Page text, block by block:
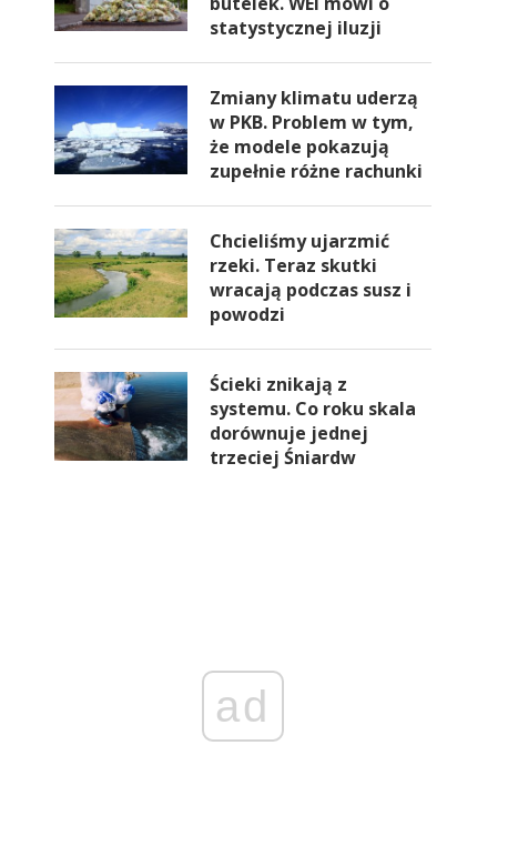
statystycznej iluzji
Zmiany klimatu uderzą
w PKB. Problem w tym,
że modele pokazują
zupełnie różne rachunki
Chcieliśmy ujarzmić
rzeki. Teraz skutki
wracają podczas susz i
powodzi
Ścieki znikają z
systemu. Co roku skala
dorównuje jednej
trzeciej Śniardw
ad